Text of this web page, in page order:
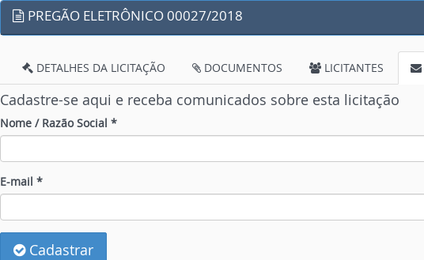
PREGÃO ELETRÔNICO 00027/2018
DETALHES DA LICITAÇÃO DOCUMENTOS LICITANTES
Cadastre-se aqui e receba comunicados sobre esta licitação
Nome / Razão Social *
E-mail *
Cadastrar